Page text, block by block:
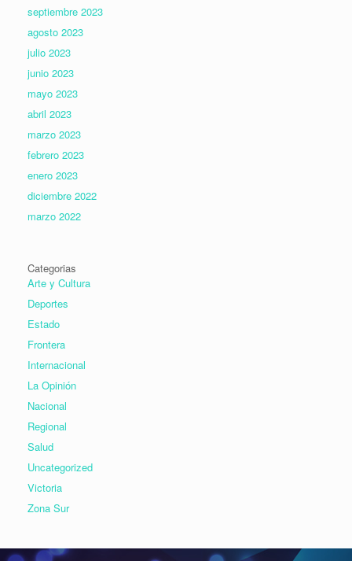
septiembre 2023
agosto 2023
julio 2023
junio 2023
mayo 2023
abril 2023
marzo 2023
febrero 2023
enero 2023
diciembre 2022
marzo 2022
Categorias
Arte y Cultura
Deportes
Estado
Frontera
Internacional
La Opinión
Nacional
Regional
Salud
Uncategorized
Victoria
Zona Sur